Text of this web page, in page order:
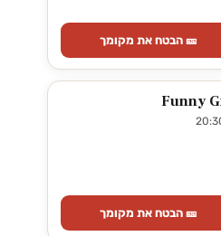
🎫 הבטח את מקומך
🎫 הבטח את מקומך